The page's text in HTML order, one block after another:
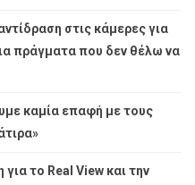
στις κάμερες για
πράγματα που δεν θέλω να
καμία επαφή με τους
το Real View και την